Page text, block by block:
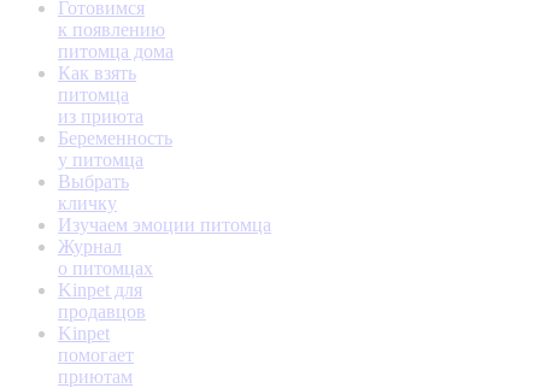
Готовимся
к появлению
питомца дома
Как взять
питомца
из приюта
Беременность
у питомца
Выбрать
кличку
Изучаем эмоции питомца
Журнал
о питомцах
Kinpet для
продавцов
Kinpet
помогает
приютам